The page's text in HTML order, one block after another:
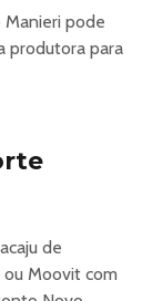
Manieri pode
produtora para
de
Moovit com